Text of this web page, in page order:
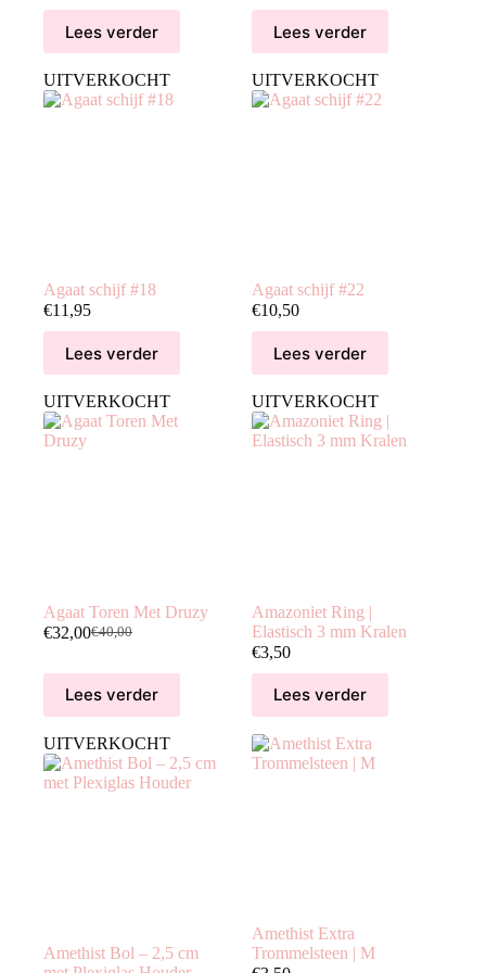
was:
€39,99.
is:
€31,99.
Lees verder Lees verder
UITVERKOCHT
Agaat schijf #18
€11,95
Lees verder
UITVERKOCHT
Agaat schijf #22
€10,50
Lees verder
UITVERKOCHT
Agaat Toren Met Druzy
€40,00
Oorspronkelijke
was:
€40,00.
€32,00Huidige
is:
€32,00.
Lees verder
UITVERKOCHT
Amazoniet Ring |
Elastisch 3 mm Kralen
€3,50
Lees verder
UITVERKOCHT
Amethist Bol – 2,5 cm
Amethist Extra
Trommelsteen | M